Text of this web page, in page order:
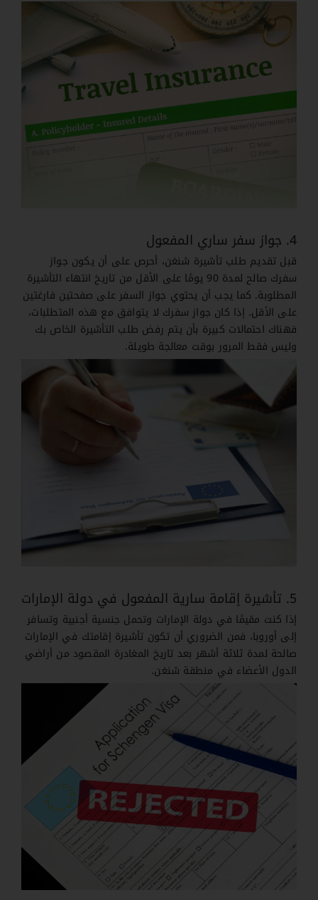
4. جواز سفر ساري المفعول
قبل تقديم طلب تأشيرة شنغن، أحرص على أن يكون جواز
سفرك صالح لمدة 90 يومًا على الأقل من تاريخ انتهاء التأشيرة
المطلوبة. كما يجب أن يحتوي جواز السفر على صفحتين فارغتين
على الأقل. إذا كان جواز سفرك لا يتوافق مع هذه المتطلبات،
فهناك احتمالات كبيرة بأن يتم رفض طلب التأشيرة الخاص بك
وليس فقط المرور بوقت معالجة طويلة.
5. تأشيرة إقامة سارية المفعول في دولة الإمارات
إذا كنت مقيمًا في دولة الإمارات وتحمل جنسية أجنبية وتسافر
إلى أوروبا، فمن الضروري أن تكون تأشيرة إقامتك في الإمارات
صالحة لمدة ثلاثة أشهر بعد تاريخ المغادرة المقصود من أراضي
الدول الأعضاء في منطقة شنغن.